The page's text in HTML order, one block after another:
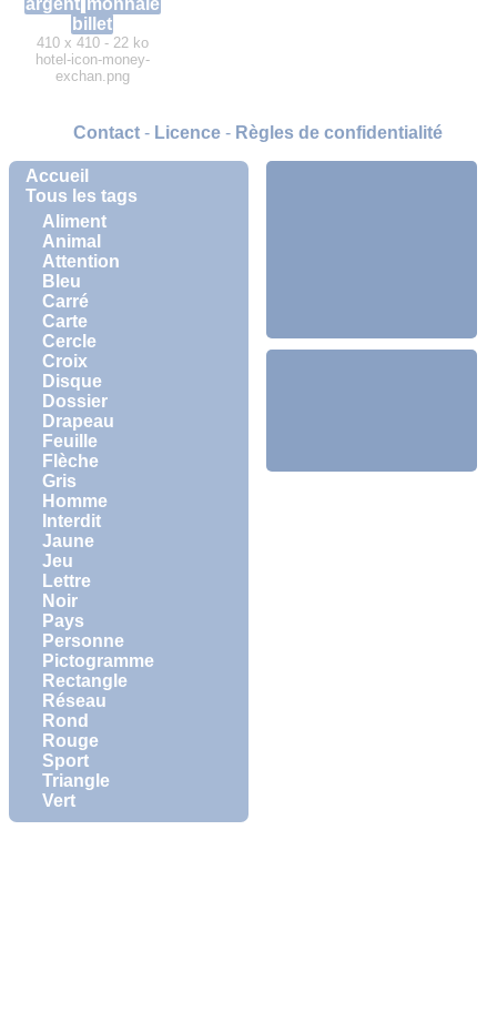
Accueil
Tous les tags
Aliment
Animal
Attention
Bleu
Carré
Carte
Cercle
Croix
Disque
Dossier
Drapeau
Feuille
Flèche
Gris
Homme
Interdit
Jaune
Jeu
Lettre
Noir
Pays
Personne
Pictogramme
Rectangle
Réseau
Rond
Rouge
Sport
Triangle
Vert
argent monnaie
billet
410 x 410 - 22 ko
hotel-icon-money-
exchan.png
Contact- Licence- Règles de confidentialité